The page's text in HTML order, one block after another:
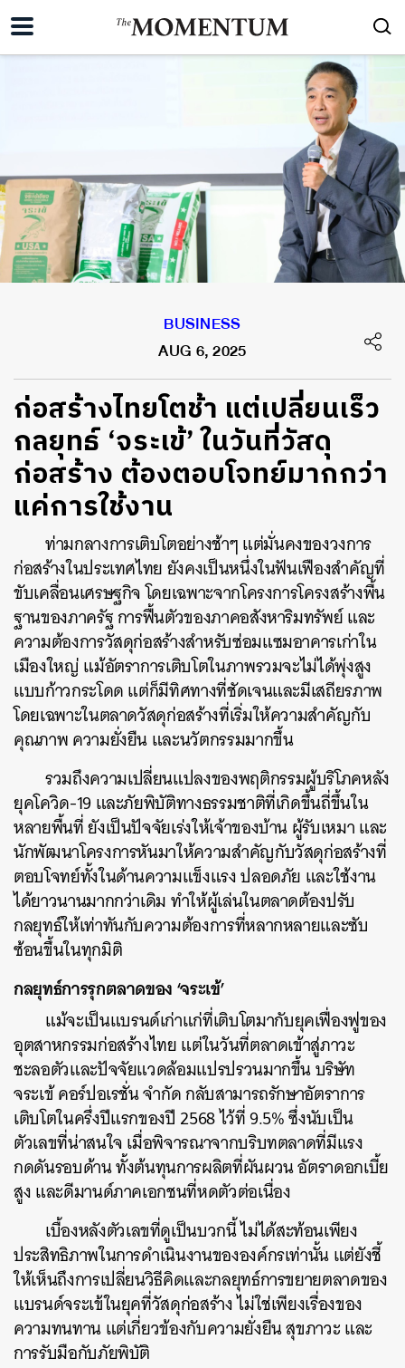
BUSINESS
AUG 6, 2025
ก่อสร้างไทยโตช้า แต่เปลี่ยนเร็ว
กลยุทธ์ ‘จระเข้’ ในวันที่วัสดุ
ก่อสร้าง ต้องตอบโจทย์มากกว่า
แค่การใช้งาน
ท่ามกลางการเติบโตอย่างช้าๆ แต่มั่นคงของวงการ
ก่อสร้างในประเทศไทย ยังคงเป็นหนึ่งในฟันเฟืองสำคัญที่
ขับเคลื่อนเศรษฐกิจ โดยเฉพาะจากโครงการโครงสร้างพื้น
ฐานของภาครัฐ การฟื้นตัวของภาคอสังหาริมทรัพย์ และ
ความต้องการวัสดุก่อสร้างสำหรับซ่อมแซมอาคารเก่าใน
เมืองใหญ่ แม้อัตราการเติบโตในภาพรวมจะไม่ได้พุ่งสูง
แบบก้าวกระโดด แต่ก็มีทิศทางที่ชัดเจนและมีเสถียรภาพ
โดยเฉพาะในตลาดวัสดุก่อสร้างที่เริ่มให้ความสำคัญกับ
คุณภาพ ความยั่งยืน และนวัตกรรมมากขึ้น
รวมถึงความเปลี่ยนแปลงของพฤติกรรมผู้บริโภคหลัง
ยุคโควิด-19 และภัยพิบัติทางธรรมชาติที่เกิดขึ้นถี่ขึ้นใน
หลายพื้นที่ ยังเป็นปัจจัยเร่งให้เจ้าของบ้าน ผู้รับเหมา และ
นักพัฒนาโครงการหันมาให้ความสำคัญกับวัสดุก่อสร้างที่
ตอบโจทย์ทั้งในด้านความแข็งแรง ปลอดภัย และใช้งาน
ได้ยาวนานมากกว่าเดิม ทำให้ผู้เล่นในตลาดต้องปรับ
กลยุทธ์ให้เท่าทันกับความต้องการที่หลากหลายและซับ
ซ้อนขึ้นในทุกมิติ
กลยุทธ์การรุกตลาดของ ‘จระเข้’
แม้จะเป็นแบรนด์เก่าแก่ที่เติบโตมากับยุคเฟื่องฟูของ
อุตสาหกรรมก่อสร้างไทย แต่ในวันที่ตลาดเข้าสู่ภาวะ
ชะลอตัวและปัจจัยแวดล้อมแปรปรวนมากขึ้น บริษัท
จระเข้ คอร์ปอเรชั่น จำกัด กลับสามารถรักษาอัตราการ
เติบโตในครึ่งปีแรกของปี 2568 ไว้ที่ 9.5% ซึ่งนับเป็น
ตัวเลขที่น่าสนใจ เมื่อพิจารณาจากบริบทตลาดที่มีแรง
กดดันรอบด้าน ทั้งต้นทุนการผลิตที่ผันผวน อัตราดอกเบี้ย
สูง และดีมานด์ภาคเอกชนที่หดตัวต่อเนื่อง
เบื้องหลังตัวเลขที่ดูเป็นบวกนี้ ไม่ได้สะท้อนเพียง
ประสิทธิภาพในการดำเนินงานขององค์กรเท่านั้น แต่ยังชี้
ให้เห็นถึงการเปลี่ยนวิธีคิดและกลยุทธ์การขยายตลาดของ
แบรนด์จระเข้ในยุคที่วัสดุก่อสร้าง ไม่ใช่เพียงเรื่องของ
ความทนทาน แต่เกี่ยวข้องกับความยั่งยืน สุขภาวะ และ
การรับมือกับภัยพิบัติ